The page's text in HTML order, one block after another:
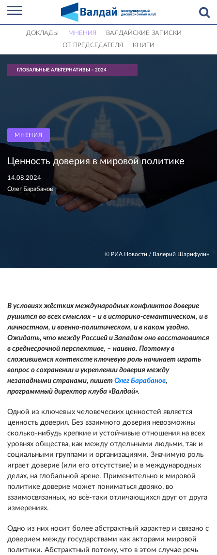
ДОКЛАДЫ МНЕНИЯ
ВАЛДАЙСКИЕ ЗАПИСКИ
ОТ ПРЕДСЕДАТЕЛЯ
КНИГИ
ГЛОБАЛЬНЫЕ АЛЬТЕРНАТИВЫ – 2024
МНЕНИЯ
Ценность доверия в мировой политике
14.08.2024
Олег Барабанов
© РИА Новости / Валерий Шарифулин
В условиях жёстких международных конфликтов доверие
рушится во всех смыслах – и в историко-семантическом, и в
личностном, и военно-политическом, и в каком угодно.
Ожидать, что между Россией и Западом оно восстановится
в среднесрочной перспективе, – наивно. Поэтому в
сложившемся контексте ключевую роль начинает играть
вопрос о сохранении и укреплении доверия между
незападными странами, пишет Олег Барабанов,
программный директор клуба «Валдай».
Одной из ключевых человеческих ценностей является
ценность доверия. Без взаимного доверия невозможны
сколько-нибудь крепкие и устойчивые отношения на всех
уровнях общества, как между отдельными людьми, так и
социальными группами и организациями. Значимую роль
играет доверие (или его отсутствие) и в международных
делах, на глобальной арене. Применительно к мировой
политике доверие может пониматься двояко, во
взаимосвязанных, но всё-таки отличающихся друг от друга
измерениях.
Одно из них носит более абстрактный характер и связано с
доверием между государствами как акторами мировой
политики. Абстрактный потому, что в этом случае речь